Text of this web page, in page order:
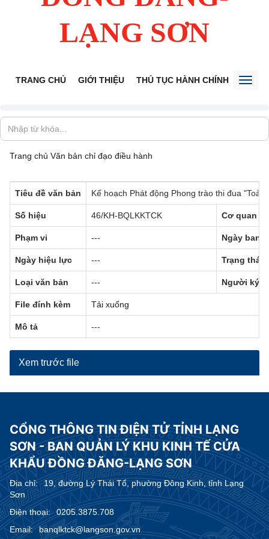
LẠNG SƠN
TRANG CHỦ GIỚI THIỆU THỦ TỤC HÀNH CHÍNH TIẾP
Trang chủ Văn bản chỉ đạo điều hành
Tiêu đề văn bản Kế hoạch Phát động Phong trào thi đua
Số hiệu 46/KH-BQLKKTCK Cơ quan
Phạm vi --- Ngày ban
Ngày hiệu lực --- Trạng thái
Loại văn bản --- Người ký
File đính kèm Tải xuống
Mô tả ---
Xem trước file
CỔNG THÔNG TIN ĐIỆN TỬ TỈNH LẠNG
SƠN - BAN QUẢN LÝ KHU KINH TẾ CỬA
KHẨU ĐỒNG ĐĂNG-LẠNG SƠN
Địa chỉ:
19, đường Lý Thái Tổ, phường Đông Kinh, tỉnh Lạng
Sơn
Điện thoại:
0205.3875.708
Email:
banqlktck@langson.gov.vn